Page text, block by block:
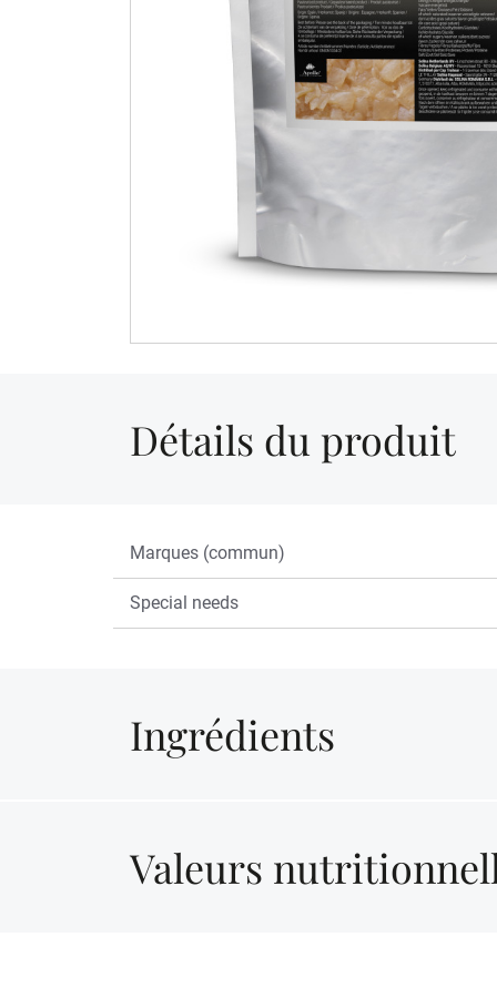
Détails du produit
Marques (commun)
Special needs
Ingrédients
Valeurs